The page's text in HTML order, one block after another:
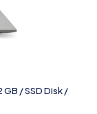
/ SSD Disk /